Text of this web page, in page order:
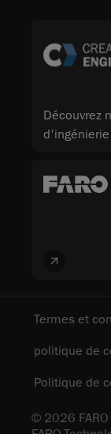
Découvrez
d'ingénierie
© 2026 FARO
Termes et
politique de
Politique de